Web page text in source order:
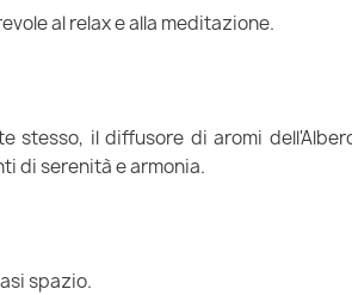
al relax e alla meditazione.
il diffusore di aromi
di serenità e armonia.
spazio.